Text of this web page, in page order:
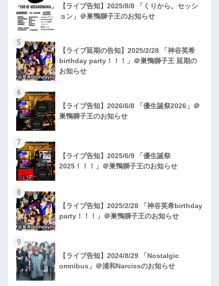
【ライブ告知】2025/8/8 「くりから。セッシ
ョン」＠巣鴨獅子王のお知らせ
5
【ライブ延期の告知】2025/2/28 「神谷英希
birthday party！！！」＠巣鴨獅子王 延期の
お知らせ
6
【ライブ告知】2026/6/8 「優生誕祭2026」＠
巣鴨獅子王のお知らせ
7
【ライブ告知】2025/6/9 「優生誕祭
2025！！！」＠巣鴨獅子王のお知らせ
8
【ライブ告知】2025/2/28 「神谷英希birthday
party！！！」＠巣鴨獅子王のお知らせ
9
【ライブ告知】2024/8/29 「Nostalgic
omnibus」＠浦和Narcissのお知らせ